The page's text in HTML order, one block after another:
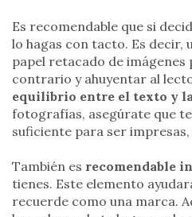
Es recomendable que si
lo hagas con tacto. Es decir,
papel retacado de imágenes
contrario y ahuyentar al
equilibrio entre el texto y
fotografías, asegúrate que
suficiente para ser
También es recomendable
tienes. Este elemento
recuerde como una marca.